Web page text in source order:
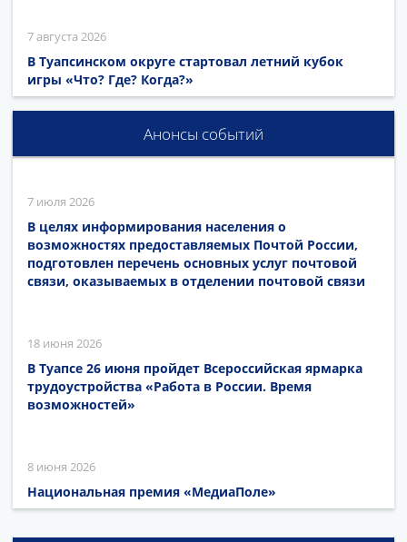
7 августа 2026
В Туапсинском округе стартовал летний кубок
игры «Что? Где? Когда?»
Анонсы событий
7 июля 2026
В целях информирования населения о
возможностях предоставляемых Почтой России,
подготовлен перечень основных услуг почтовой
связи, оказываемых в отделении почтовой связи
18 июня 2026
В Туапсе 26 июня пройдет Всероссийская ярмарка
трудоустройства «Работа в России. Время
возможностей»
8 июня 2026
Национальная премия «МедиаПоле»